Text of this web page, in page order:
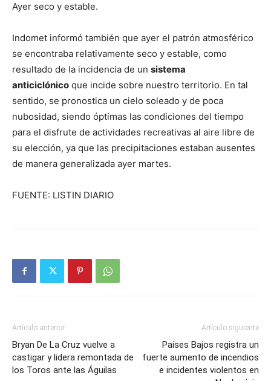
Ayer seco y estable.
Indomet informó también que ayer el patrón atmosférico
se encontraba relativamente seco y estable, como
resultado de la incidencia de un sistema
anticiclónico que incide sobre nuestro territorio. En tal
sentido, se pronostica un cielo soleado y de poca
nubosidad, siendo óptimas las condiciones del tiempo
para el disfrute de actividades recreativas al aire libre de
su elección, ya que las precipitaciones estaban ausentes
de manera generalizada ayer martes.
FUENTE: LISTIN DIARIO
Artículo anterior
Bryan De La Cruz vuelve a
castigar y lidera remontada de
los Toros ante las Águilas
Artículo siguiente
Países Bajos registra un
fuerte aumento de incendios
e incidentes violentos en